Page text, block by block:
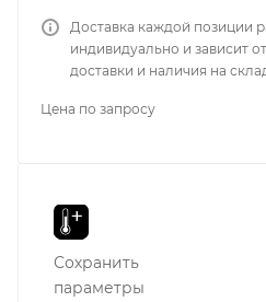
Доставка каждой позиции
индивидуально и зависит
доставки и наличия на
Цена по запросу
Сохранить
параметры